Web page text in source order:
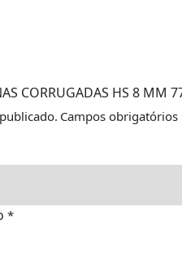
CORRUGADAS HS 8 MM
Campos obrigatórios
*